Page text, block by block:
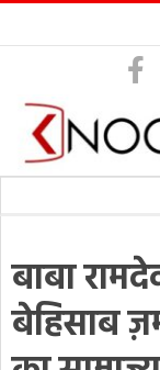
बाबा
बेहिसाब